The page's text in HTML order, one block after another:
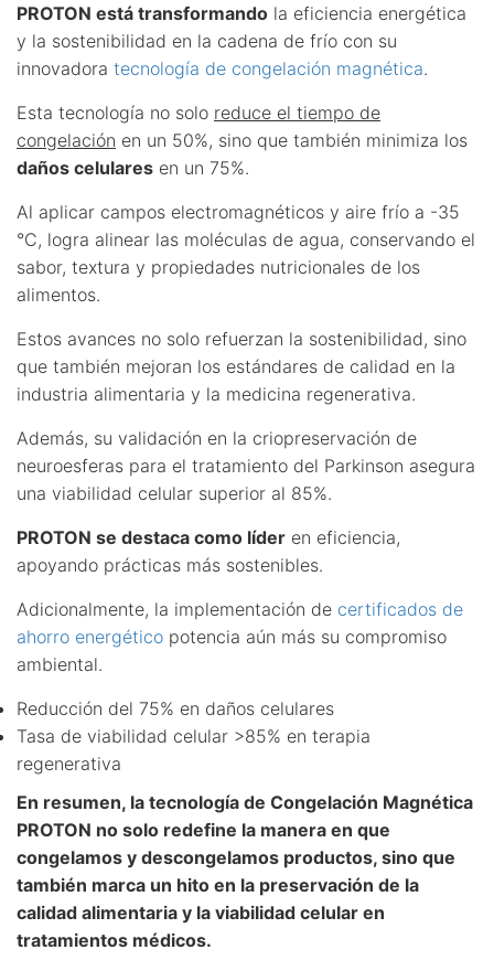
PROTON está transformando la eficiencia energética
y la sostenibilidad en la cadena de frío con su
innovadora tecnología de congelación magnética.
Esta tecnología no solo reduce el tiempo de
congelación en un 50%, sino que también minimiza los
daños celulares en un 75%.
Al aplicar campos electromagnéticos y aire frío a -35
°C, logra alinear las moléculas de agua, conservando el
sabor, textura y propiedades nutricionales de los
alimentos.
Estos avances no solo refuerzan la sostenibilidad, sino
que también mejoran los estándares de calidad en la
industria alimentaria y la medicina regenerativa.
Además, su validación en la criopreservación de
neuroesferas para el tratamiento del Parkinson asegura
una viabilidad celular superior al 85%.
PROTON se destaca como líder en eficiencia,
apoyando prácticas más sostenibles.
Adicionalmente, la implementación de certificados de
ahorro energético potencia aún más su compromiso
ambiental.
Reducción del 75% en daños celulares
Tasa de viabilidad celular >85% en terapia
regenerativa
En resumen, la tecnología de Congelación Magnética
PROTON no solo redefine la manera en que
congelamos y descongelamos productos, sino que
también marca un hito en la preservación de la
calidad alimentaria y la viabilidad celular en
tratamientos médicos.